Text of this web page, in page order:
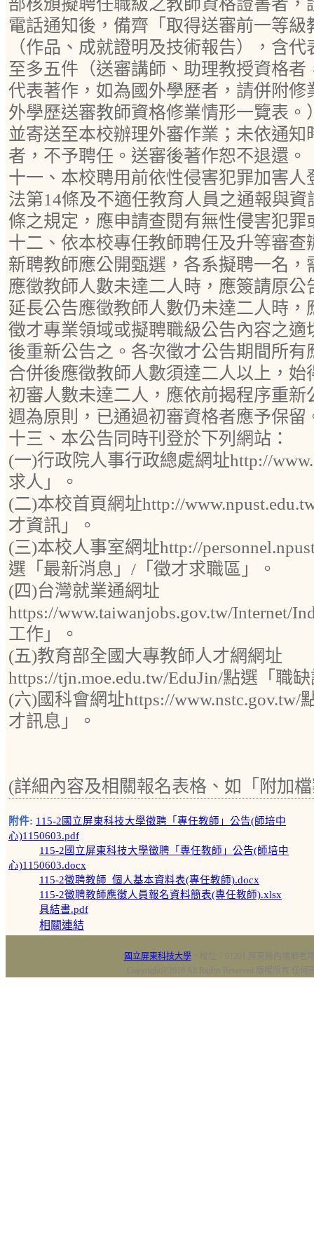
部核頒擬聘任職級之教師資格證書者，
電話通知後，備齊「取得送審前一等
（作品、成就證明及技術報告），含
至多五件（送審講師、助理教授資格
代表著作，如為國外學歷者，請併附修
外學歷送審教師資格修業情形一覽表
並寄送至本校辦理外審作業；未依通
者，不予聘任。送審後著作恕不退還。
十一、本校聘用前依性侵害犯罪加害
法第14條及不適任教育人員之通報與
條之規定，應申請查閱有無性侵害犯
十二、依本校專任教師聘任及升等審查
新聘教師應公開甄選，各系擬聘一名
應徵教師人數未達二人時，應簽請原
延長公告應徵教師人數仍未達二人時
徵才專業領域或擬聘職級公告內容之適
後重新公告之。各次徵才公告期間所
合併後應徵教師人數須達二人以上，
初審人數未達二人，應依前揭程序重
週為原則，已通過初審資格者應予保留
十三、本公告同時刊登於下列網站：
(一)行政院人事行政總處網址http://
求人」。
(二)本校首頁網址http://
才資訊」。
(三)本校人事室網址http://
選「最新消息」/「徵才求職區」。
(四)台灣就業通網址
https://www.taiwanjobs.gov.tw/Internet/
工作」。
(五)教育部全國大專教師人才網網址
https://tjn.moe.edu.tw/EduJin/點選「職
(六)國科會網址https://www.nstc.gov.tw/
才訊息」。
(詳細內容及相關報名表格、如「附加
附件: 115-2國立屏東科技大學徵聘「專任教師」公告(師培中
心)1150603.pdf
115-2國立屏東科技大學徵聘「專任教師」公告(師培中
心)1150603.docx
115-2徵聘教師_個人基本資料表(專任教師).docx
115-2徵聘教師應徵人員報名資料簡表(專任教師).xlsx
具結書.pdf
相關連結
國立屏東科技大學‧校址：91201 屏東縣內埔鄉老